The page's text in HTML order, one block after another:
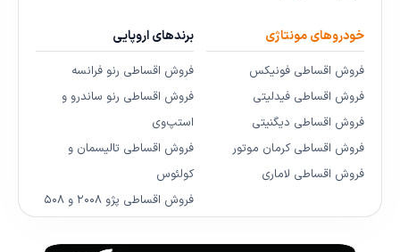
خودروهای مونتاژی
فروش اقساطی فونیکس
فروش اقساطی فیدلیتی
فروش اقساطی دیگنیتی
فروش اقساطی کرمان موتور
فروش اقساطی لاماری
برندهای اروپایی
فروش اقساطی رنو فرانسه
فروش اقساطی رنو ساندرو و
استپ‌وی
فروش اقساطی تالیسمان و
کولئوس
فروش اقساطی پژو ۲۰۰۸ و ۵۰۸